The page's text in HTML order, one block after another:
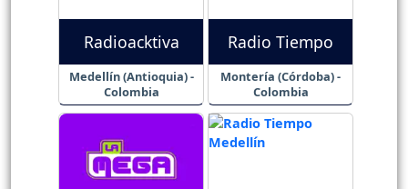
Radioacktiva
Medellín (Antioquia) -
Colombia
Radio Tiempo
Montería (Córdoba) -
Colombia